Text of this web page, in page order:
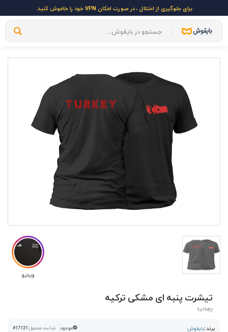
برای جلوگیری از اختلال ، در صورت امکان VPN خود را خاموش کنید.
ویدیو
تیشرت پنبه ای مشکی ترکیه
turkey
برند :بایقوش موجود شناسه محصول:#17131